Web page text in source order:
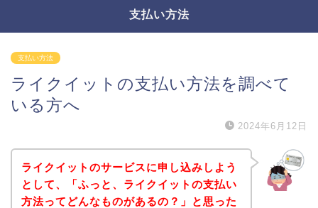
支払い方法
支払い方法
ライクイットの支払い方法を調べて
いる方へ
2024年6月12日
ライクイットのサービスに申し込みしよう
として、「ふっと、ライクイットの支払い
方法ってどんなものがあるの？」と思った